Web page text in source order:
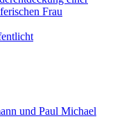
Frau
und Paul Michael